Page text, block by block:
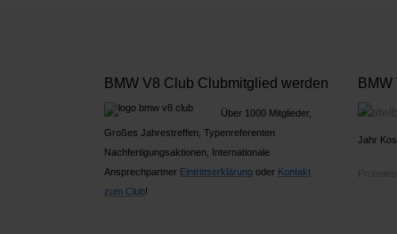
BMW V8 Club Clubmitglied werden
Über 1000 Mitglieder,
Großes Jahrestreffen, Typenreferenten
Nachfertigungsaktionen, Internationale
Ansprechpartner Eintrittserklärung oder Kontakt
zum Club!
Jahr